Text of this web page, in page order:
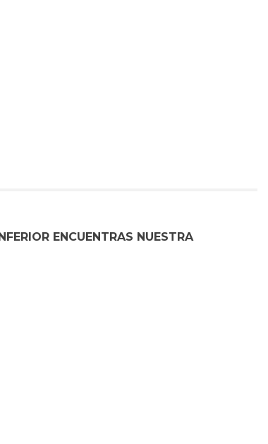
ENCUENTRAS NUESTRA